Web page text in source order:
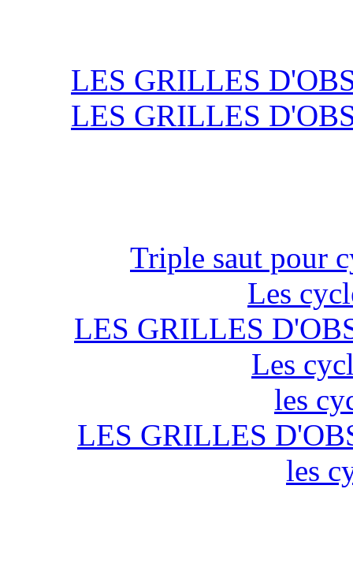
LES GRILLES
LES GRILLES
Triple saut pour
Les
LES GRILLES
Les
les
LES GRILLES
les